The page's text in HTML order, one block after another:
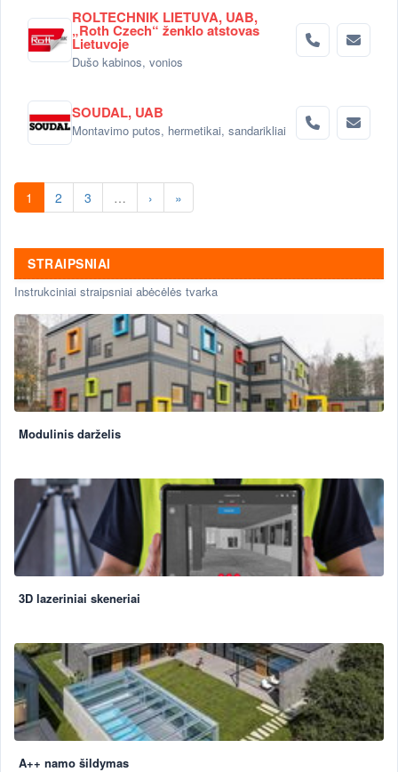
ROLTECHNIK LIETUVA, UAB,
„Roth Czech“ ženklo atstovas
Lietuvoje
Dušo kabinos, vonios
SOUDAL, UAB
Montavimo putos, hermetikai, sandarikliai
1 2 3 … › »
STRAIPSNIAI
Instrukciniai straipsniai abėcėlės tvarka
Modulinis darželis
3D lazeriniai skeneriai
A++ namo šildymas